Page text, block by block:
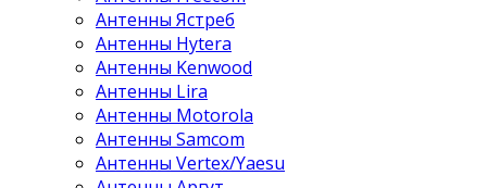
Антенны Ястреб
Антенны Hytera
Антенны Kenwood
Антенны Lira
Антенны Motorola
Антенны Samcom
Антенны Vertex/Yaesu